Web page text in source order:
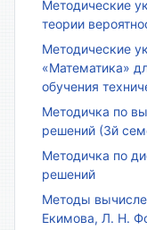
Методические
теории
Методические
«Математика»
обучения
Методичка по
решений (3й
Методичка по
решений
Методы
Екимова, Л. Н.